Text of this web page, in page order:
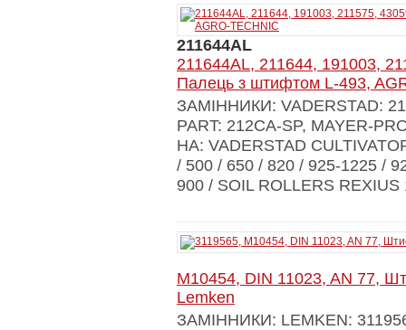
211644AL
211644AL, 211644, 191003,
Палець з штифтом L-493,
ЗАМІННИКИ: VADERSTAD:
PART: 212СА-SP, MAYER-
НА: VADERSTAD
/ 500 / 650 / 820 / 925-1225 /
900 / SOIL ROLLERS
M10454, DIN 11023, AN 77,
Lemken
ЗАМІННИКИ: LEMKEN: